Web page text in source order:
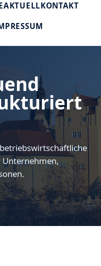
AKTUELLKONTAKT